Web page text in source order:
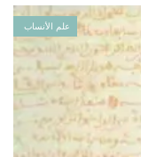
علم الأنساب